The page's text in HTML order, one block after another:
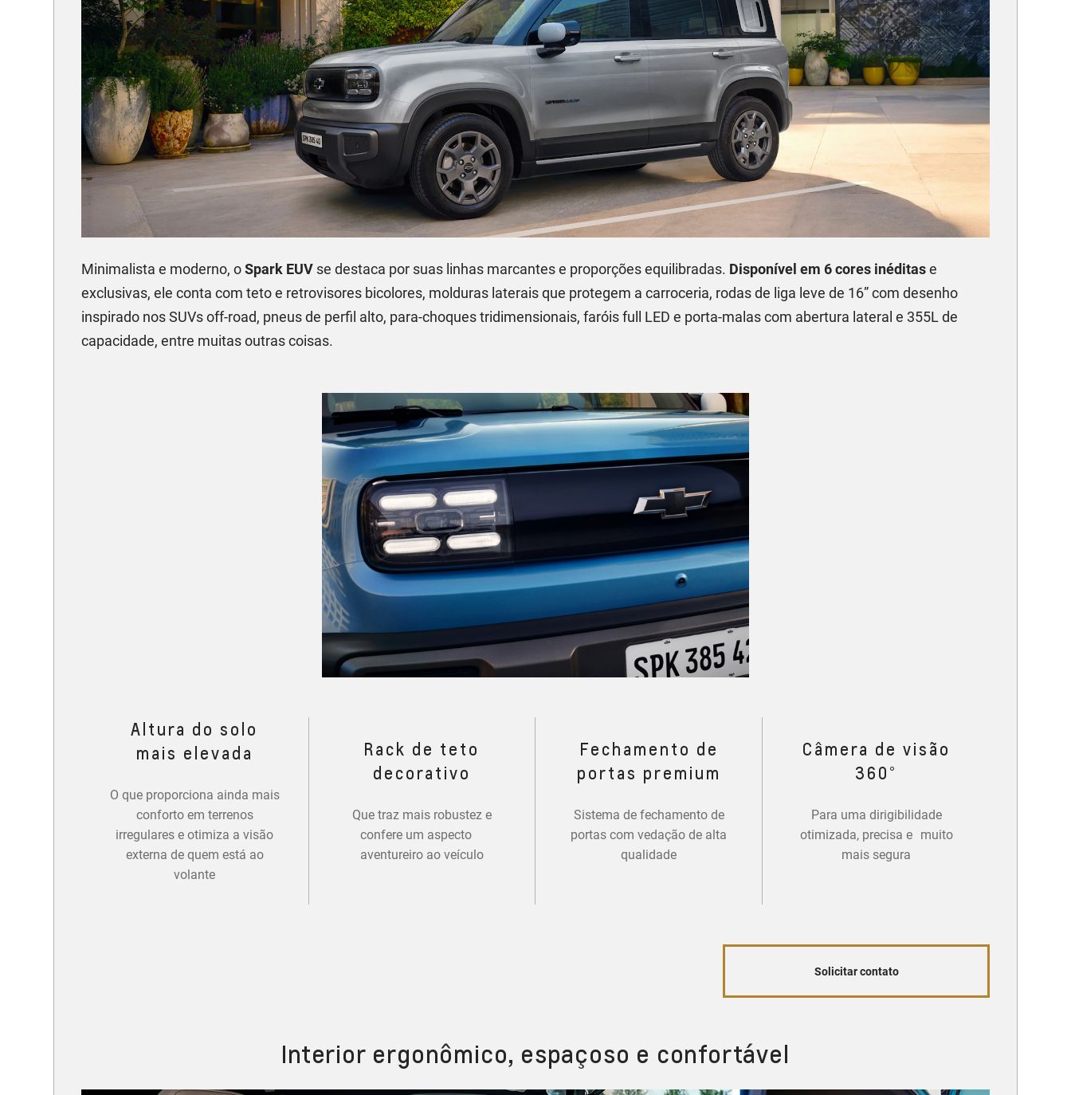
Minimalista e moderno, oSpark EUVse destaca por suas linhas marcantes e proporções equilibradas. Disponível em 6 cores inéditase
exclusivas, ele conta com teto e retrovisores bicolores, molduras laterais que protegem a carroceria, rodas de liga leve de 16” com desenho
inspirado nos SUVs off-road, pneus de perfil alto, para-choques tridimensionais, faróis full LED e porta-malas com abertura lateral e 355L de
capacidade, entre muitas outras coisas.
Altura do solo
mais elevada
O que proporciona ainda mais
conforto em terrenos
irregulares e otimiza a visão
externa de quem está ao
volante
Rack de teto
decorativo
Que traz mais robustez e
confere um aspecto
aventureiro ao veículo
Fechamento de
portas premium
Sistema de fechamento de
portas com vedação de alta
qualidade
Câmera de visão
360°
Para uma dirigibilidade
otimizada, precisa e muito
mais segura
Solicitar contato
Interior ergonômico, espaçoso e confortável